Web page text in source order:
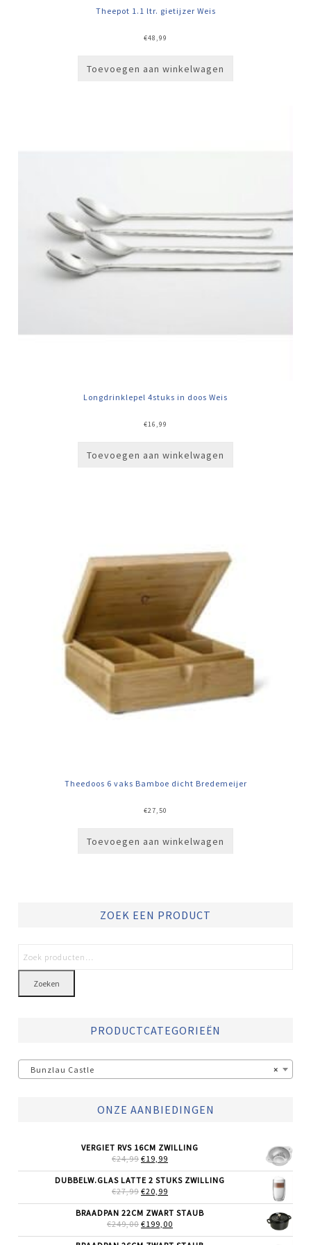
Theepot 1.1 ltr. gietijzer Weis
€48,99
Toevoegen aan winkelwagen
Longdrinklepel 4stuks in doos Weis
€16,99
Toevoegen aan winkelwagen
Theedoos 6 vaks Bamboe dicht Bredemeijer
€27,50
Toevoegen aan winkelwagen
ZOEK EEN PRODUCT
Zoeken
PRODUCTCATEGORIEËN
×
Bunzlau Castle
ONZE AANBIEDINGEN
VERGIET RVS 16CM ZWILLING
€24,99 OORSPRONKELIJKE
WAS:
€24,99.
€19,99
IS:
DUBBELW.GLAS LATTE 2 STUKS ZWILLING
€27,99 OORSPRONKELIJKE
WAS:
€27,99.
€20,99
IS:
€20,99.
BRAADPAN 22CM ZWART STAUB
€249,00 OORSPRONKELIJKE
€199,00